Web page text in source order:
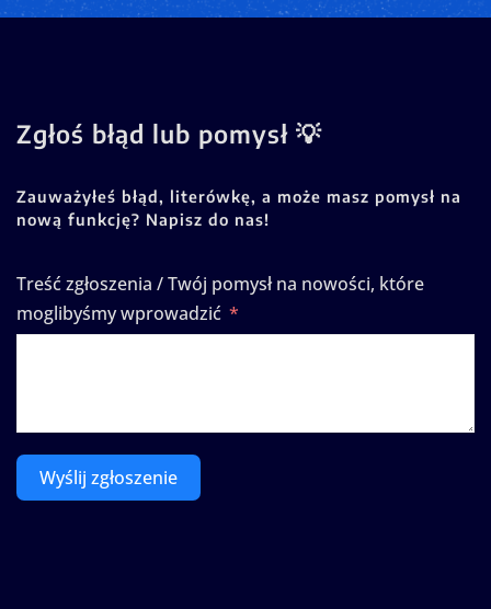
Zgłoś błąd lub pomysł 💡
Zauważyłeś błąd, literówkę, a może masz pomysł na
nową funkcję? Napisz do nas!
Treść zgłoszenia / Twój pomysł na nowości, które
moglibyśmy wprowadzić
Wyślij zgłoszenie